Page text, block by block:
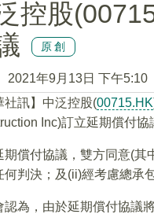
控股
原創
2021年9月13日 下午5:10
社訊】中泛控股(00715.HK
Inc)訂立延期償付
期償付協議，雙方同意(其
何判決；及(ii)經考慮總承
認為，由於延期償付協議